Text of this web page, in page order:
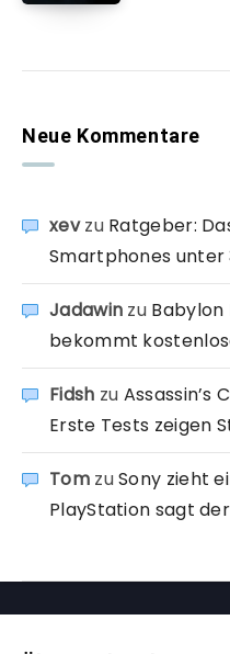
Neue Kommentare
xevzu Ratgeber:
Smartphones unter
Jadawin zu Babylon
bekommt
Fidsh zu Assassin’s
Erste Tests zeigen
TomzuSony zieht
PlayStation sagt